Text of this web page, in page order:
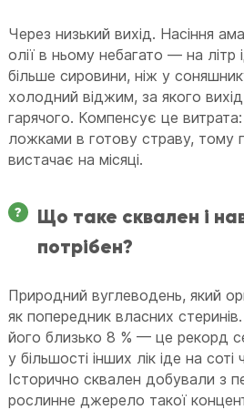
Через низький вихід. Насіння
олії в ньому небагато — на літр
більше сировини, ніж у
холодний віджим, за якого
гарячого. Компенсує це
ложками в готову страву, тому
вистачає на місяці.
Що таке сквален і
потрібен?
Природний вуглеводень, який
як попередник власних
його близько 8 % — це рекорд
у більшості інших лік іде на соті
Історично сквален добували з
рослинне джерело такої